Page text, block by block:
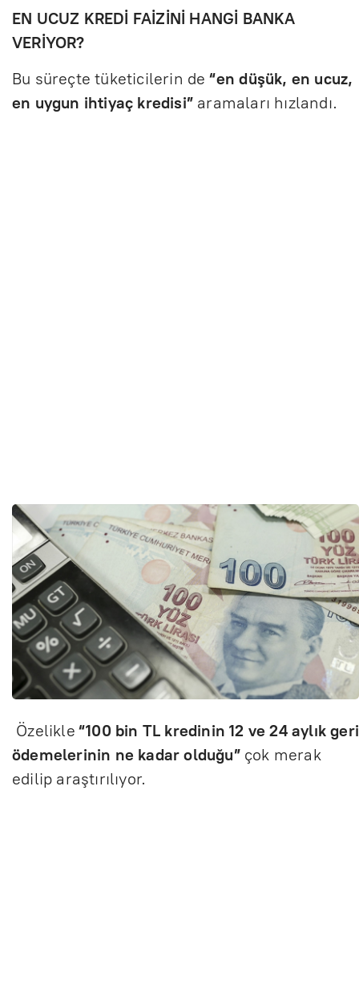
EN UCUZ KREDİ FAİZİNİ HANGİ BANKA
VERİYOR?
Bu süreçte tüketicilerin de “en düşük, en ucuz,
en uygun ihtiyaç kredisi” aramaları hızlandı.
Özelikle “100 bin TL kredinin 12 ve 24 aylık geri
ödemelerinin ne kadar olduğu”çok merak
edilip araştırılıyor.